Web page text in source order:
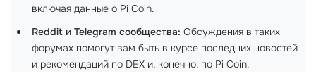
включая данные о Pi Coin.
Reddit и Telegram сообщества: Обсуждения в таких
форумах помогут вам быть в курсе последних новостей
и рекомендаций по DEX и, конечно, по Pi Coin.